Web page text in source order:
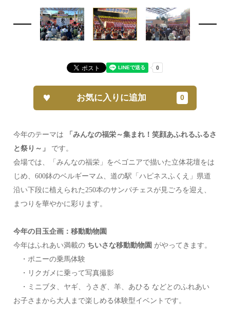
今年のテーマは
「みんなの福栄～集まれ！笑顔あふれるふるさ
と祭り～」
です。
会場では、「みんなの福栄」をベゴニアで描いた立体花壇をは
じめ、600鉢のベルギーマム、道の駅「ハピネスふくえ」県道
沿い下段に植えられた250本のサンパチェスが見ごろを迎え、
まつりを華やかに彩ります。
今年の目玉企画：移動動物園
今年はふれあい満載の ちいさな移動動物園 がやってきます。
・ポニーの乗馬体験
・リクガメに乗って写真撮影
・ミニブタ、ヤギ、うさぎ、羊、あひる などとのふれあい
お子さまから大人まで楽しめる体験型イベントです。
お気に入りに追加